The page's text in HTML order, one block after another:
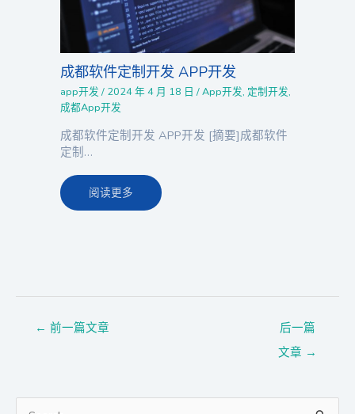
成都软件定制开发 APP开发
app开发 / 2024 年 4 月 18 日/App开发, 定制开发,
成都App开发
成都软件定制开发 APP开发 [摘要]成都软件
定制…
阅读更多
← 前一篇文章
后一篇
文章 →